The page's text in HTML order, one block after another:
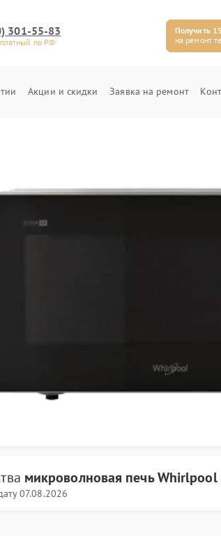
301-55-83
по РФ
Получить
на ремонт
Акции и скидки Заявка на ремонт
микроволновая печь Whirlpool
07.08.2026